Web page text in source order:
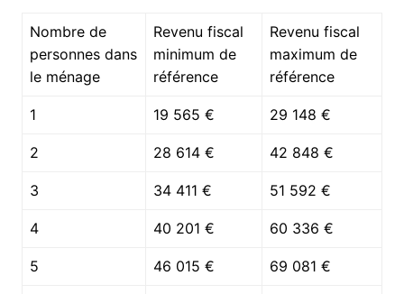
Nombre de
personnes dans
le ménage
Revenu fiscal
minimum de
référence
Revenu fiscal
maximum de
référence
1 19 565 € 29 148 €
2 28 614 € 42 848 €
3 34 411 € 51 592 €
4 40 201 € 60 336 €
5 46 015 € 69 081 €